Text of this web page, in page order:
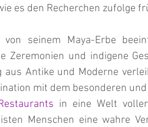
es den Recherchen zufolge
seinem Maya-Erbe
Zeremonien und indigene
aus Antike und Moderne
in eine Welt
Menschen eine wahre